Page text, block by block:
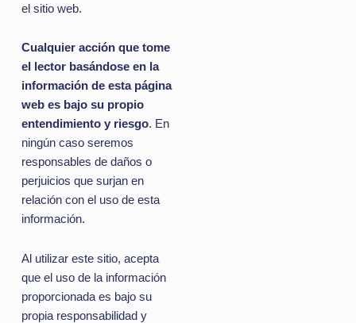
el sitio web.
Cualquier acción que tome
el lector basándose en la
información de esta página
web es bajo su propio
entendimiento y riesgo. En
ningún caso seremos
responsables de daños o
perjuicios que surjan en
relación con el uso de esta
información.
Al utilizar este sitio, acepta
que el uso de la información
proporcionada es bajo su
propia responsabilidad y